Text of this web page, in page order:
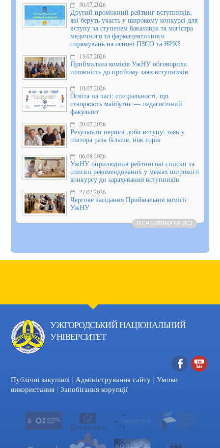
30.07.2026
Другий проміжний рейтинг вступників,
які беруть участь у широкому конкурсі для
вступу за ступенем бакалавра та магістра
медичного та фармацевтичного
спрямувань на основі ПЗСО та НРК5
13.07.2026
Приймальна комісія УжНУ обговорила
готовність до прийому заяв вступників
10.07.2026
Освіта на часі: спеціальності, що
створюють майбутнє — педагогічний
факультет
20.07.2026
Результати першої доби вступу: заяв у
півтора раза більше, ніж торік
06.08.2026
УжНУ оприлюднив рейтингові списки та
списки рекомендованих у межах широкого
конкурсу до зарахування вступників
27.07.2026
Чергове засідання Приймальної комісії
УжНУ
ПЕРЕГЛЯНУТИ ВСІ
УЖГОРОДСЬКИЙ НАЦІОНАЛЬНИЙ
УНІВЕРСИТЕТ
Facebook
Публічні закупівлі | Адміністрування сайту | Умови
використання | Запобігання корупції